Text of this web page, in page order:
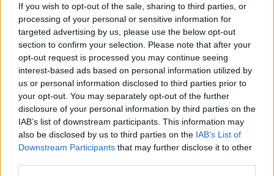
If you wish to opt-out of the sale, sharing to third parties, or
processing of your personal or sensitive information for
targeted advertising by us, please use the below opt-out
section to confirm your selection. Please note that after your
opt-out request is processed you may continue seeing
interest-based ads based on personal information utilized by
us or personal information disclosed to third parties prior to
your opt-out. You may separately opt-out of the further
disclosure of your personal information by third parties on the
IAB’s list of downstream participants. This information may
also be disclosed by us to third parties on the IAB’s List of
Downstream Participants that may further disclose it to other
מחבלים שזוהו בשטח לבנון, במרחב
מתת והר דב.
על פי החשד החוליה במתת התכוונה
לשגר טילי נ"ט לעבר שטח ישראל
והחולייה בהר דב התכוונה לשגר רקטות.
שתי החוליות סוכלו בטרם ירו.
pic.twitter.com/qivLzr0aPd
— Israeli Air Force (@IAFsite)
October 22, 2023